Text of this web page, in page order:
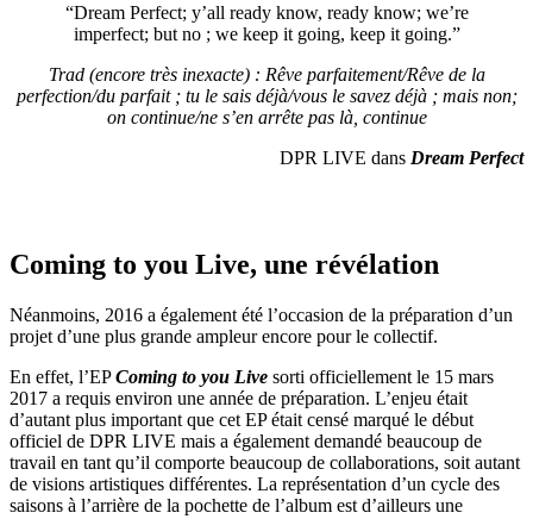
“Dream Perfect; y’all ready know, ready know; we’re
imperfect; but no ; we keep it going, keep it going.”
Trad (encore très inexacte) : Rêve parfaitement/Rêve de la
perfection/du parfait ; tu le sais déjà/vous le savez déjà ; mais non;
on continue/ne s’en arrête pas là, continue
DPR LIVE dans Dream Perfect
Coming to you Live, une révélation
Néanmoins, 2016 a également été l’occasion de la préparation d’un
projet d’une plus grande ampleur encore pour le collectif.
En effet, l’EPComing to you Live sorti officiellement le 15 mars
2017 a requis environ une année de préparation. L’enjeu était
d’autant plus important que cet EP était censé marqué le début
officiel de DPR LIVE mais a également demandé beaucoup de
travail en tant qu’il comporte beaucoup de collaborations, soit autant
de visions artistiques différentes. La représentation d’un cycle des
saisons à l’arrière de la pochette de l’album est d’ailleurs une